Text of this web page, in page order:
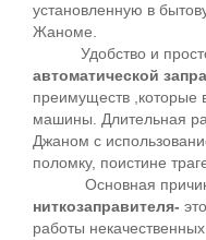
установленную в
Жаноме.
Удобство и
автоматической
преимуществ ,которые
машины. Длительная
Джаном с
поломку, поистине
Основная
ниткозаправителя-
работы